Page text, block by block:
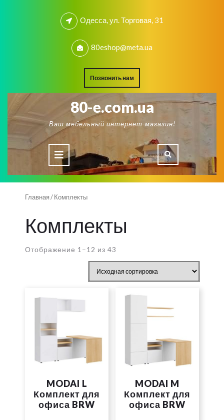
Одесса, ул. Торговая, 31
80eshop@meta.ua
Позвонить нам
A
QUOTE
80-e.com.ua
Ваш мебельный интернет-магазин!
Open
Button
Главная/ Комплекты
Комплекты
Отображение 1–12 из 43
MODAI L
Комплект для
офиса BRW
MODAI M
Комплект для
офиса BRW